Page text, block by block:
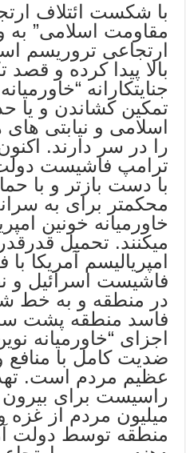
با شکست ائتلاف
مقاومت اسلامی”
ارتجاعی تروریسم
بالا پیدا کرده و
جنایتکارانه
تمکین کشاندن و یا
اسلامی و نیابتی
را در سر دارند.
ترامپ فاشیست
با دست بازتر و با
محکمتر برای به
خاورمیانه خونین
میکنند. تحمیل
امپریالیسم آمریکا
فاشیست اسرائیل و
در منطقه و به خط
فاسد منطقه پشت سر
اجزای “خاورمیانه
ضدیت کامل با منافع
عظیم مردم است.
راسیست برای بیرون
میلیون مردم از
منطقه توسط دولت